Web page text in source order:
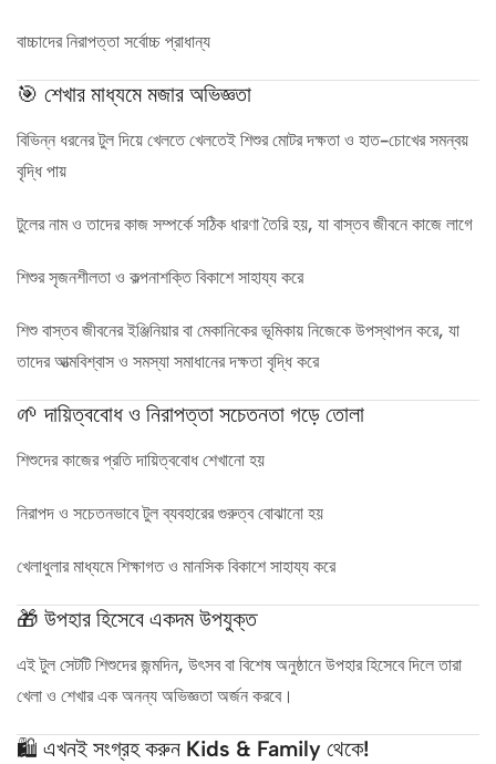
বাচ্চাদের নিরাপত্তা সর্বোচ্চ প্রাধান্য
🎯 শেখার মাধ্যমে মজার অভিজ্ঞতা
বিভিন্ন ধরনের টুল দিয়ে খেলতে খেলতেই শিশুর মোটর দক্ষতা ও হাত-চোখের সমন্বয়
বৃদ্ধি পায়
টুলের নাম ও তাদের কাজ সম্পর্কে সঠিক ধারণা তৈরি হয়, যা বাস্তব জীবনে কাজে লাগে
শিশুর সৃজনশীলতা ও কল্পনাশক্তি বিকাশে সাহায্য করে
শিশু বাস্তব জীবনের ইঞ্জিনিয়ার বা মেকানিকের ভূমিকায় নিজেকে উপস্থাপন করে, যা
তাদের আত্মবিশ্বাস ও সমস্যা সমাধানের দক্ষতা বৃদ্ধি করে
🌱 দায়িত্ববোধ ও নিরাপত্তা সচেতনতা গড়ে তোলা
শিশুদের কাজের প্রতি দায়িত্ববোধ শেখানো হয়
নিরাপদ ও সচেতনভাবে টুল ব্যবহারের গুরুত্ব বোঝানো হয়
খেলাধুলার মাধ্যমে শিক্ষাগত ও মানসিক বিকাশে সাহায্য করে
🎁 উপহার হিসেবে একদম উপযুক্ত
এই টুল সেটটি শিশুদের জন্মদিন, উৎসব বা বিশেষ অনুষ্ঠানে উপহার হিসেবে দিলে তারা
খেলা ও শেখার এক অনন্য অভিজ্ঞতা অর্জন করবে।
🛍️ এখনই সংগ্রহ করুন Kids & Family থেকে!